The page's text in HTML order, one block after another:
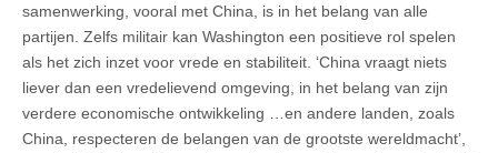
samenwerking, vooral met China, is in het belang van alle
partijen. Zelfs militair kan Washington een positieve rol spelen
als het zich inzet voor vrede en stabiliteit. ‘China vraagt niets
liever dan een vredelievend omgeving, in het belang van zijn
verdere economische ontwikkeling …en andere landen, zoals
China, respecteren de belangen van de grootste wereldmacht’,